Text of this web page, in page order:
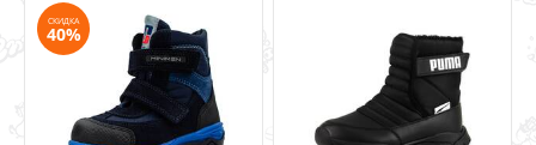
СКИДКА
40%